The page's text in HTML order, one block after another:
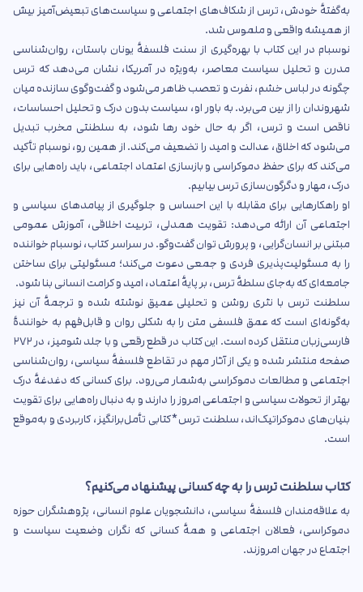
به‌گفتهٔ خودش، ترس از شکاف‌های اجتماعی و سیاست‌های تبعیض‌آمیز بیش
از همیشه واقعی و ملموس شد.
نوسبام در این کتاب با بهره‌گیری از سنت فلسفهٔ یونان باستان، روان‌شناسی
مدرن و تحلیل سیاست معاصر، به‌ویژه در آمریکا، نشان می‌دهد که ترس
چگونه در لباس خشم، نفرت و تعصب ظاهر می‌شود و گفت‌وگوی سازنده میان
شهروندان را از بین می‌برد. به باور او، سیاست بدون درک و تحلیل احساسات،
ناقص است و ترس، اگر به حال خود رها شود، به سلطنتی مخرب تبدیل
می‌شود که اخلاق، عدالت و امید را تضعیف می‌کند. از همین رو، نوسبام تأکید
می‌کند که برای حفظ دموکراسی و بازسازی اعتماد اجتماعی، باید راه‌هایی برای
درک، مهار و دگرگون‌سازی ترس بیابیم.
او راهکارهایی برای مقابله با این احساس و جلوگیری از پیامدهای سیاسی و
اجتماعی آن ارائه می‌دهد: تقویت همدلی، تربیت اخلاقی، آموزش عمومی
مبتنی بر انسان‌گرایی، و پرورش توان گفت‌وگو. در سراسر کتاب، نوسبام خواننده
را به مسئولیت‌پذیری فردی و جمعی دعوت می‌کند؛ مسئولیتی برای ساختن
جامعه‌ای که به‌جای سلطهٔ ترس، بر پایهٔ اعتماد، امید و کرامت انسانی بنا شود.
سلطنت ترس با نثری روشن و تحلیلی عمیق نوشته شده و ترجمهٔ آن نیز
به‌گونه‌ای است که عمق فلسفی متن را به شکلی روان و قابل‌فهم به خوانندهٔ
فارسی‌زبان منتقل کرده است. این کتاب در قطع رقعی و با جلد شومیز، در ۲۷۲
صفحه منتشر شده و یکی از آثار مهم در تقاطع فلسفهٔ سیاسی، روان‌شناسی
اجتماعی و مطالعات دموکراسی به‌شمار می‌رود. برای کسانی که دغدغهٔ درک
بهتر از تحولات سیاسی و اجتماعی امروز را دارند و به دنبال راه‌هایی برای تقویت
بنیان‌های دموکراتیک‌اند، سلطنت ترس*کتابی تأمل‌برانگیز، کاربردی و به‌موقع
است.
کتاب سلطنت ترس را به چه کسانی پیشنهاد می‌کنیم؟
به علاقه‌مندان فلسفهٔ سیاسی، دانشجویان علوم انسانی، پژوهشگران حوزه
دموکراسی، فعالان اجتماعی و همهٔ کسانی که نگران وضعیت سیاست و
اجتماع در جهان امروزند.